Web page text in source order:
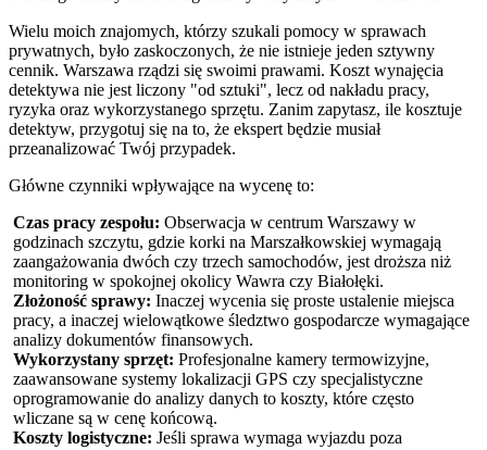
Wielu moich znajomych, którzy szukali pomocy w sprawach
prywatnych, było zaskoczonych, że nie istnieje jeden sztywny
cennik. Warszawa rządzi się swoimi prawami. Koszt wynajęcia
detektywa nie jest liczony "od sztuki", lecz od nakładu pracy,
ryzyka oraz wykorzystanego sprzętu. Zanim zapytasz, ile kosztuje
detektyw, przygotuj się na to, że ekspert będzie musiał
przeanalizować Twój przypadek.
Główne czynniki wpływające na wycenę to:
Czas pracy zespołu: Obserwacja w centrum Warszawy w
godzinach szczytu, gdzie korki na Marszałkowskiej wymagają
zaangażowania dwóch czy trzech samochodów, jest droższa niż
monitoring w spokojnej okolicy Wawra czy Białołęki.
Złożoność sprawy: Inaczej wycenia się proste ustalenie miejsca
pracy, a inaczej wielowątkowe śledztwo gospodarcze wymagające
analizy dokumentów finansowych.
Wykorzystany sprzęt: Profesjonalne kamery termowizyjne,
zaawansowane systemy lokalizacji GPS czy specjalistyczne
oprogramowanie do analizy danych to koszty, które często
wliczane są w cenę końcową.
Koszty logistyczne: Jeśli sprawa wymaga wyjazdu poza